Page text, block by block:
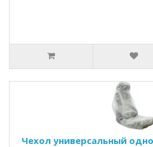
Чехол универсальный